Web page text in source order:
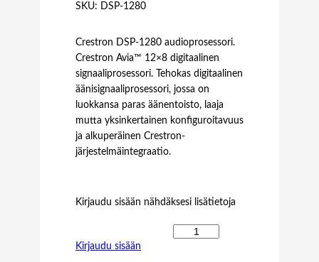
SKU: DSP-1280
Crestron DSP-1280 audioprosessori.
Crestron Avia™ 12×8 digitaalinen
signaaliprosessori. Tehokas digitaalinen
äänisignaaliprosessori, jossa on
luokkansa paras äänentoisto, laaja
mutta yksinkertainen konfiguroitavuus
ja alkuperäinen Crestron-
järjestelmäintegraatio.
Kirjaudu sisään nähdäksesi lisätietoja
Kirjaudu sisään